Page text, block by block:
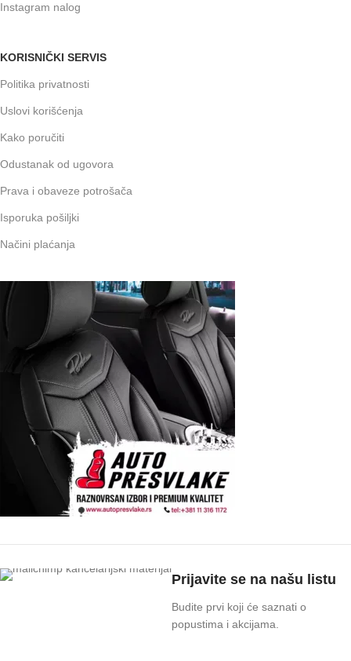
Instagram nalog
KORISNIČKI SERVIS
Politika privatnosti
Uslovi korišćenja
Kako poručiti
Odustanak od ugovora
Prava i obaveze potrošača
Isporuka pošiljki
Načini plaćanja
Prijavite se na našu listu
Budite prvi koji će saznati o
popustima i akcijama.